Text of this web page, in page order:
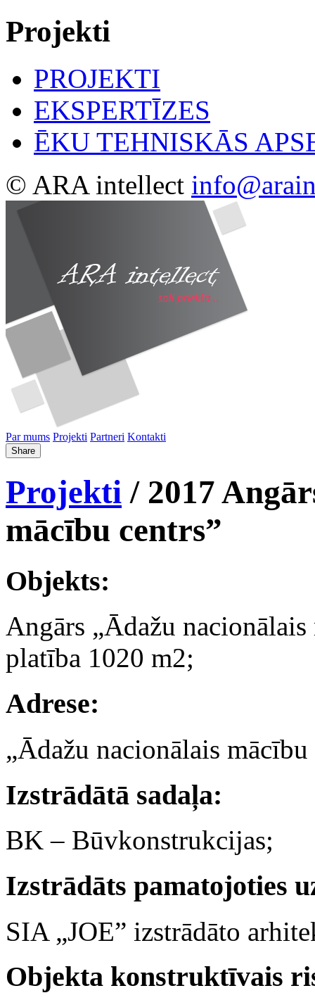
Projekti
PROJEKTI
EKSPERTĪZES
ĒKU TEHNISKĀS
© ARA intellect
Par mums Projekti Partneri Kontakti
Share
Projekti / 2017
mācību centrs”
Objekts:
Angārs „Ādažu
platība 1020 m2;
Adrese:
„Ādažu nacionālais
Izstrādātā sadaļa:
BK – Būvkonstrukcijas;
Izstrādāts pamatojoties
SIA „JOE” izstrādāto
Objekta konstruktīvais